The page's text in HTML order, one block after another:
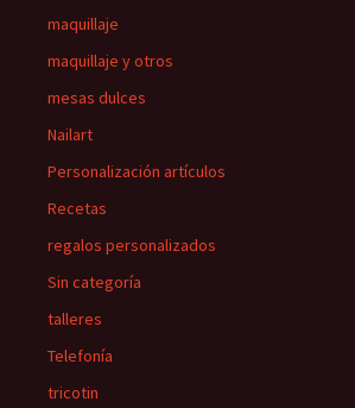
maquillaje
maquillaje y otros
mesas dulces
Nailart
Personalización artículos
Recetas
regalos personalizados
Sin categoría
talleres
Telefonía
tricotin